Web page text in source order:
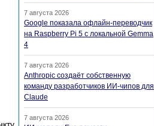
7 августа 2026
Google показала офлайн-переводчик
на Raspberry Pi 5 с локальной Gemma
4
7 августа 2026
Anthropic создаёт собственную
команду разработчиков ИИ-чипов для
Claude
7 августа 2026